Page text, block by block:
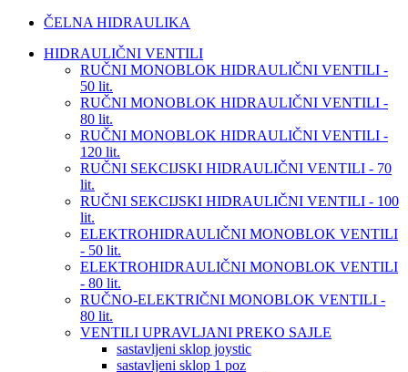
ČELNA HIDRAULIKA
HIDRAULIČNI VENTILI
RUČNI MONOBLOK HIDRAULIČNI VENTILI -
50 lit.
RUČNI MONOBLOK HIDRAULIČNI VENTILI -
80 lit.
RUČNI MONOBLOK HIDRAULIČNI VENTILI -
120 lit.
RUČNI SEKCIJSKI HIDRAULIČNI VENTILI - 70
lit.
RUČNI SEKCIJSKI HIDRAULIČNI VENTILI - 100
lit.
ELEKTROHIDRAULIČNI MONOBLOK VENTILI
- 50 lit.
ELEKTROHIDRAULIČNI MONOBLOK VENTILI
- 80 lit.
RUČNO-ELEKTRIČNI MONOBLOK VENTILI -
80 lit.
VENTILI UPRAVLJANI PREKO SAJLE
sastavljeni sklop joystic
sastavljeni sklop 1 poz